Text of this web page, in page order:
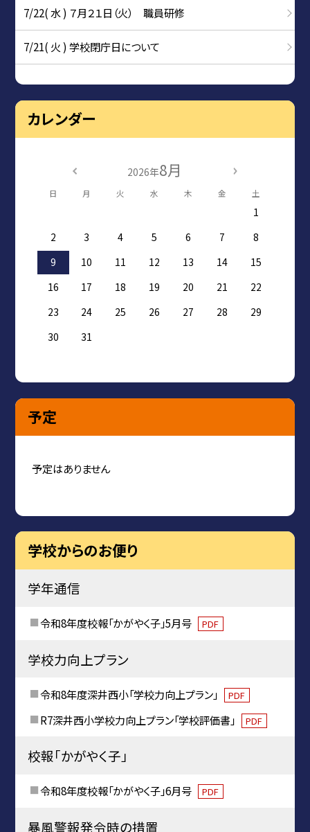
7/22( 水 ) ７月２１日（火） 職員研修
7/21( 火 ) 学校閉庁日について
カレンダー
2026年8月
日 月 火 水 木 金 土
1
2
3 4 5 6 7
8
9
10 11 12 13 14
15
16
17 18 19 20 21
22
23
24 25 26 27 28
29
30
31
予定
予定はありません
学校からのお便り
学年通信
令和8年度校報「かがやく子」5月号 PDF
学校力向上プラン
令和8年度深井西小「学校力向上プラン」 PDF
R7深井西小学校力向上プラン「学校評価書」 PDF
校報「かがやく子」
令和8年度校報「かがやく子」6月号 PDF
暴風警報発令時の措置